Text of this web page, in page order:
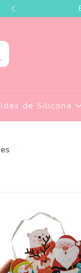
de Silicona